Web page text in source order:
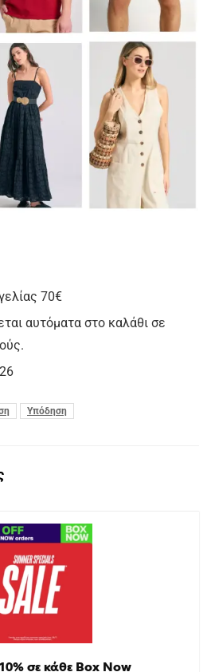
70€
αυτόματα στο καλάθι σε
Υπόδηση
σε κάθε Box Now